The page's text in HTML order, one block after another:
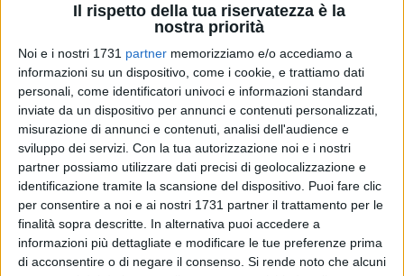
Il rispetto della tua riservatezza è la
nostra priorità
Noi e i nostri 1731 partner memorizziamo e/o accediamo a
informazioni su un dispositivo, come i cookie, e trattiamo dati
personali, come identificatori univoci e informazioni standard
inviate da un dispositivo per annunci e contenuti personalizzati,
misurazione di annunci e contenuti, analisi dell'audience e
sviluppo dei servizi. Con la tua autorizzazione noi e i nostri
partner possiamo utilizzare dati precisi di geolocalizzazione e
identificazione tramite la scansione del dispositivo. Puoi fare clic
per consentire a noi e ai nostri 1731 partner il trattamento per le
finalità sopra descritte. In alternativa puoi accedere a
informazioni più dettagliate e modificare le tue preferenze prima
di acconsentire o di negare il consenso. Si rende noto che alcuni
Sono appena terminati i lavori di rifacimento del manto
stradale sulla Litoranea di Ponente, a cura del Settore
municipale Manutenzioni (consistiti principalmente nel